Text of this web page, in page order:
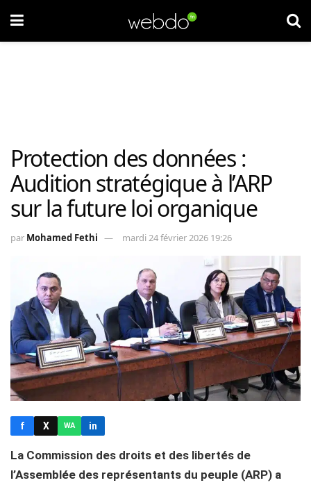
Protection des données :
Audition stratégique à l’ARP
sur la future loi organique
par Mohamed Fethi mardi 24 février 2026 19:26
f X WA in
La Commission des droits et des libertés de
l’Assemblée des représentants du peuple (ARP) a